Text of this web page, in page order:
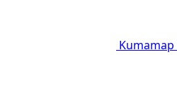
Kumamap